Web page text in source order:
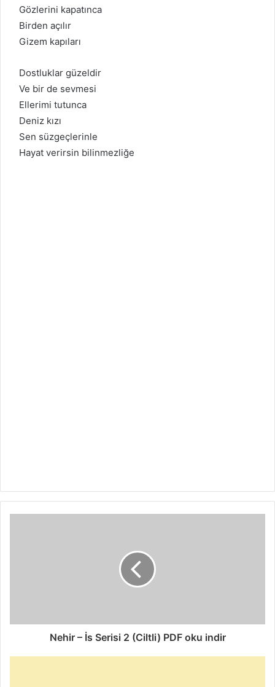
Gözlerini kapatınca
Birden açılır
Gizem kapıları
Dostluklar güzeldir
Ve bir de sevmesi
Ellerimi tutunca
Deniz kızı
Sen süzgeçlerinle
Hayat verirsin bilinmezliğe
Nehir – İs Serisi 2 (Ciltli) PDF oku indir